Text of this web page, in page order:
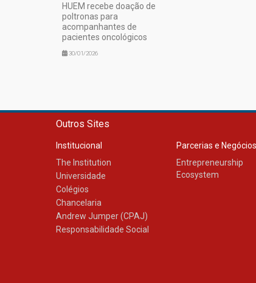
HUEM recebe doação de
poltronas para
acompanhantes de
pacientes oncológicos
30/01/2026
Outros Sites
Institucional
The Institution
Universidade
Colégios
Chancelaria
Andrew Jumper (CPAJ)
Responsabilidade Social
Parcerias e
Entrepreneurship
Ecosystem